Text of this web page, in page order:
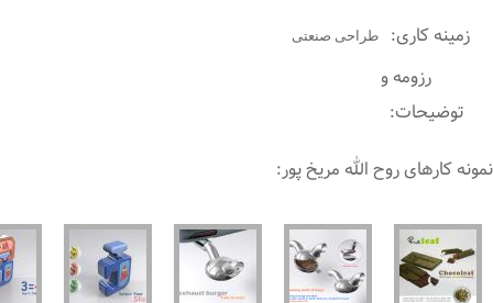
زمینه کاری: طراحی صنعتی
رزومه و
توضیحات:
نمونه کارهای روح الله مریخ پور: